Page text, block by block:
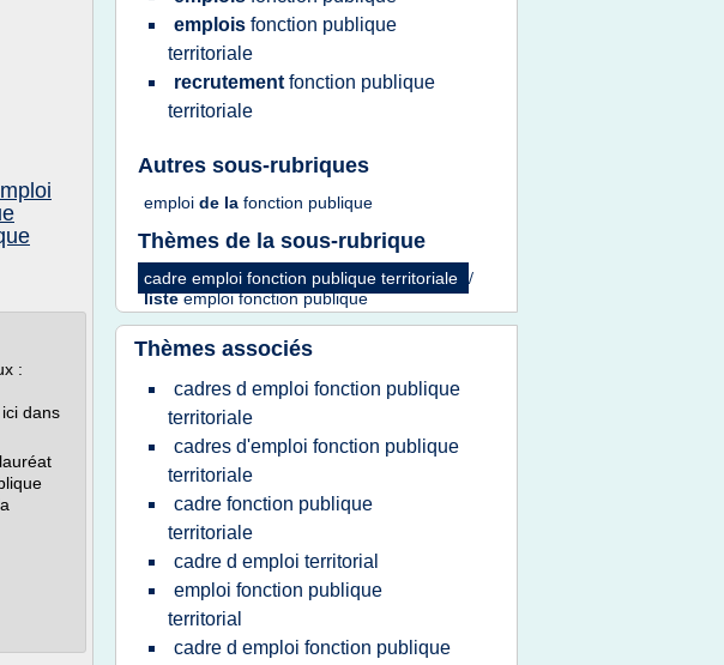
:
dans
emplois fonction publique
territoriale
recrutement fonction publique
territoriale
Autres sous-rubriques
emploi de la fonction publique
Thèmes de la sous-rubrique
cadre emploi fonction publique territoriale /
listeemploi fonction publique
Thèmes associés
cadres d emploi fonction publique
territoriale
cadres d'emploi fonction publique
territoriale
cadre fonction publique
territoriale
cadre d emploi territorial
emploi fonction publique
territorial
cadre d emploi fonction publique